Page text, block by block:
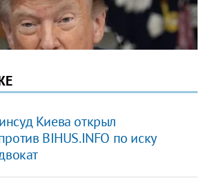
Киева открыл
BIHUS.INFO по иску